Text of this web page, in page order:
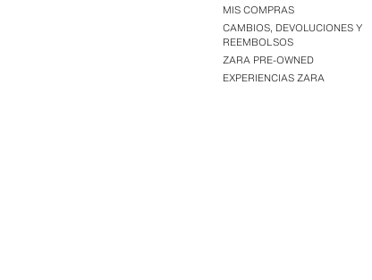
MIS COMPRAS
CAMBIOS, DEVOLUCIONES Y
REEMBOLSOS
ZARA PRE-OWNED
EXPERIENCIAS ZARA